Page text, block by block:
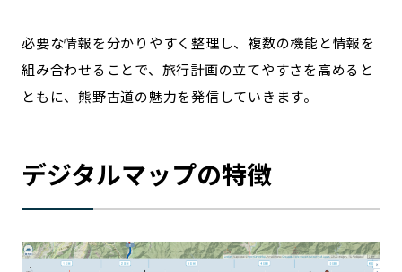
必要な情報を分かりやすく整理し、複数の機能と情報を
組み合わせることで、旅行計画の立てやすさを高めると
ともに、熊野古道の魅力を発信していきます。
デジタルマップの特徴